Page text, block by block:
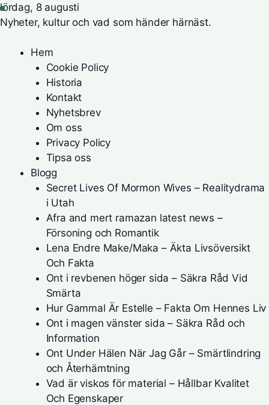
lördag, 8 augusti
Nyheter, kultur och vad som händer härnäst.
Hem
Cookie Policy
Historia
Kontakt
Nyhetsbrev
Om oss
Privacy Policy
Tipsa oss
Blogg
Secret Lives Of Mormon Wives – Realitydrama
i Utah
Afra and mert ramazan latest news –
Försoning och Romantik
Lena Endre Make/Maka – Äkta Livsöversikt
Och Fakta
Ont i revbenen höger sida – Säkra Råd Vid
Smärta
Hur Gammal Är Estelle – Fakta Om Hennes Liv
Ont i magen vänster sida – Säkra Råd och
Information
Ont Under Hälen När Jag Går – Smärtlindring
och Återhämtning
Vad är viskos för material – Hållbar Kvalitet
Och Egenskaper